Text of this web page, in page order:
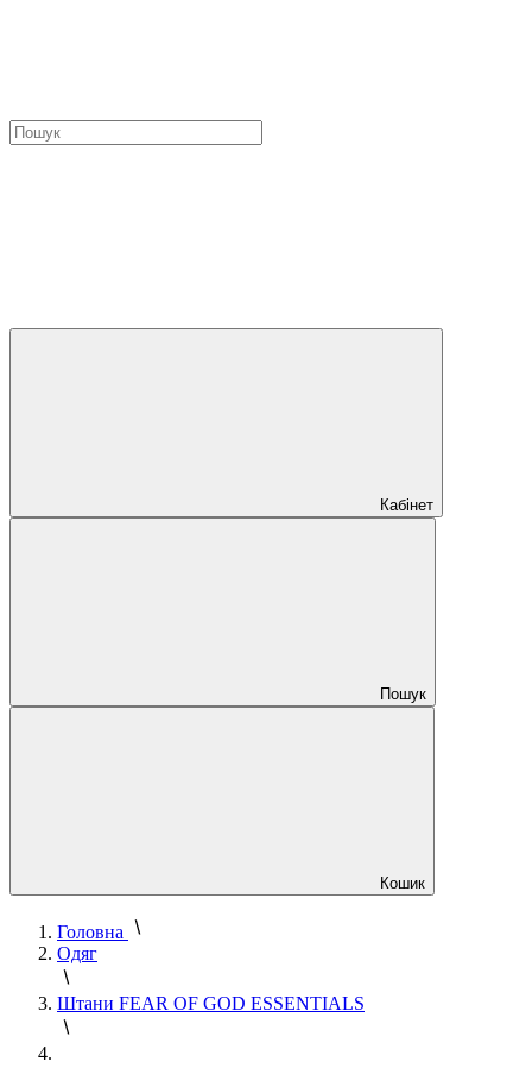
Кабінет
Пошук
Кошик
Головна
Одяг
Штани FEAR OF GOD ESSENTIALS